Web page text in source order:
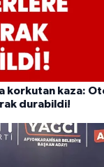
korkutan kaza:
durabildi!